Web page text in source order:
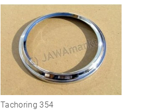
Tachoring 354